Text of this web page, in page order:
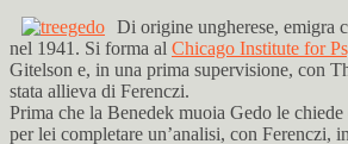
Di origine ungherese, emigra
nel 1941. Si forma al Chicago Institute for
Gitelson e, in una prima supervisione, con
stata allieva di Ferenczi.
Prima che la Benedek muoia Gedo le
per lei completare un’analisi, con Ferenczi,